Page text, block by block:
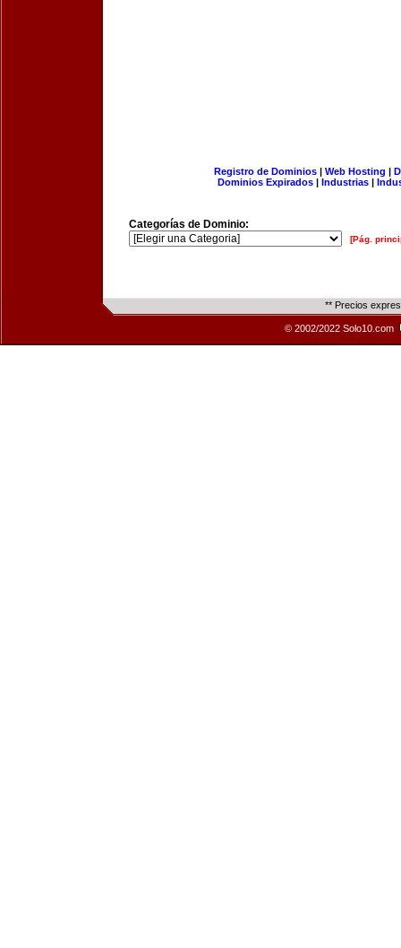
Registro de Dominios| Web Hosting |
Dominios Expirados | Industrias |
Categorías de Dominio:
[Pág.
** Precios
© 2002/2022 Solo10.com